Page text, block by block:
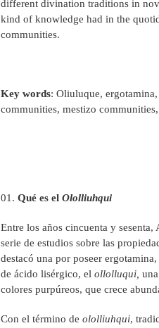
different divination traditions in
kind of knowledge had in the
communities.
Key words: Oliuluque,
communities, mestizo
Qué es el Ololliuhqui
Entre los años cincuenta y
serie de estudios sobre las
destacó una por poseer
de ácido lisérgico, el ollolluqui,
colores purpúreos, que crece
Con el término de ololliuhqui,